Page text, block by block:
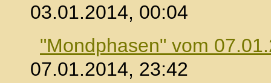
03.01.2014, 00:04
"Mondphasen" vom
07.01.2014, 23:42